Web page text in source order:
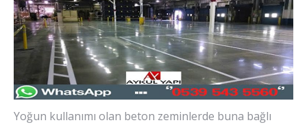
Yoğun kullanımı olan beton zeminlerde buna bağlı